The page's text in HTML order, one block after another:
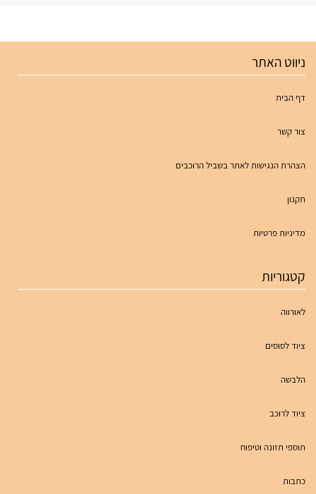
ניווט האתר
דף הבית
צור קשר
הצהרת הנגישות לאתר בשביל הרוכבים
תקנון
מדיניות פרטיות
קטגוריות
לאורווה
ציוד לסוסים
הלבשה
ציוד לרוכב
תוספי תזונה וטיפוח
כתבות